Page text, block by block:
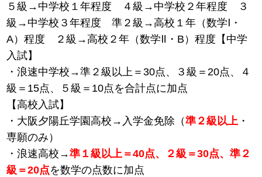
５級→中学校１年程度 ４級→中学校２年程度 ３
級→中学校３年程度 準２級→高校１年（数学Ⅰ・
A）程度 ２級→高校２年（数学Ⅱ・B）程度【中学
入試】
・浪速中学校→準２級以上＝30点、３級＝20点、４
級＝15点、５級＝10点を合計点に加点
【高校入試】
・大阪夕陽丘学園高校→入学金免除（準２級以上 ・
専願のみ）
・浪速高校→準１級以上＝40点、２級＝30点、準２
級＝20点を数学の点数に加点